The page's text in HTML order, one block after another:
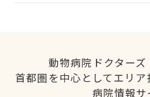
動物病院ドクターズ
首都圏を中心としてエリ
病院情報サ